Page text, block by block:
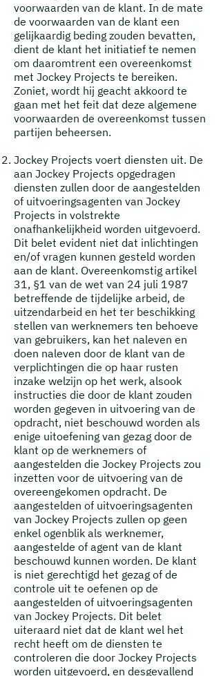
voorwaarden van de klant. In de mate
de voorwaarden van de klant een
gelijkaardig beding zouden bevatten,
dient de klant het initiatief te nemen
om daaromtrent een overeenkomst
met Jockey Projects te bereiken.
Zoniet, wordt hij geacht akkoord te
gaan met het feit dat deze algemene
voorwaarden de overeenkomst tussen
partijen beheersen.
Jockey Projects voert diensten uit. De
aan Jockey Projects opgedragen
diensten zullen door de aangestelden
of uitvoeringsagenten van Jockey
Projects in volstrekte
onafhankelijkheid worden uitgevoerd.
Dit belet evident niet dat inlichtingen
en/of vragen kunnen gesteld worden
aan de klant. Overeenkomstig artikel
31, §1 van de wet van 24 juli 1987
betreffende de tijdelijke arbeid, de
uitzendarbeid en het ter beschikking
stellen van werknemers ten behoeve
van gebruikers, kan het naleven en
doen naleven door de klant van de
verplichtingen die op haar rusten
inzake welzijn op het werk, alsook
instructies die door de klant zouden
worden gegeven in uitvoering van de
opdracht, niet beschouwd worden als
enige uitoefening van gezag door de
klant op de werknemers of
aangestelden die Jockey Projects zou
inzetten voor de uitvoering van de
overeengekomen opdracht. De
aangestelden of uitvoeringsagenten
van Jockey Projects zullen op geen
enkel ogenblik als werknemer,
aangestelde of agent van de klant
beschouwd kunnen worden. De klant
is niet gerechtigd het gezag of de
controle uit te oefenen op de
aangestelden of uitvoeringsagenten
van Jockey Projects. Dit belet
uiteraard niet dat de klant wel het
recht heeft om de diensten te
controleren die door Jockey Projects
worden uitgevoerd, en desgevallend